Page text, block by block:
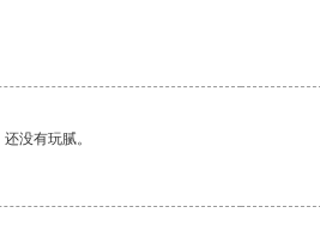
没有玩腻。